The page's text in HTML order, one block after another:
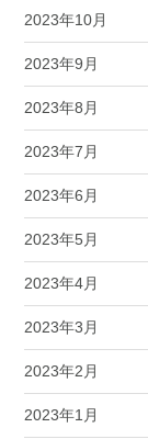
2023年10月
2023年9月
2023年8月
2023年7月
2023年6月
2023年5月
2023年4月
2023年3月
2023年2月
2023年1月